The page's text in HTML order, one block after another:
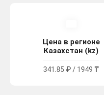
Цена в регионе
Казахстан (kz)
341.85 ₽ / 1949 ₸